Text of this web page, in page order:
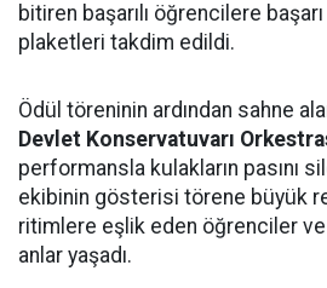
bitiren başarılı öğrencilere
plaketleri takdim edildi.
Ödül töreninin ardından sahne
Devlet Konservatuvarı
performansla kulakların pasını
ekibinin gösterisi törene büyük
ritimlere eşlik eden öğrenciler
anlar yaşadı.